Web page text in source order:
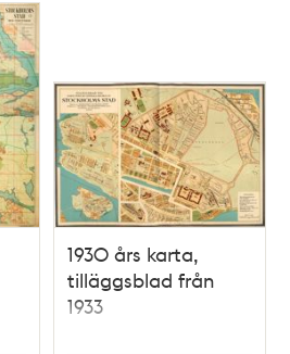
1930 års karta,
tilläggsblad från
1933